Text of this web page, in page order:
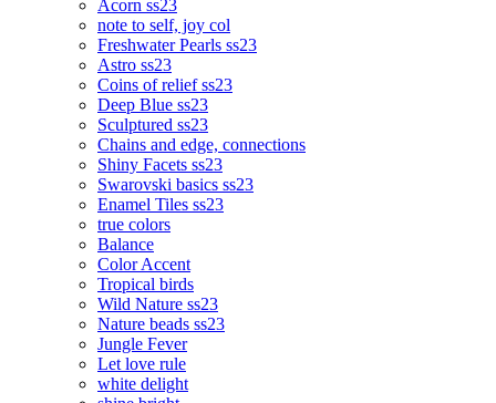
Acorn ss23
note to self, joy col
Freshwater Pearls ss23
Astro ss23
Coins of relief ss23
Deep Blue ss23
Sculptured ss23
Chains and edge, connections
Shiny Facets ss23
Swarovski basics ss23
Enamel Tiles ss23
true colors
Balance
Color Accent
Tropical birds
Wild Nature ss23
Nature beads ss23
Jungle Fever
Let love rule
white delight